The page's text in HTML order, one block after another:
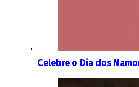
Celebre o Dia dos